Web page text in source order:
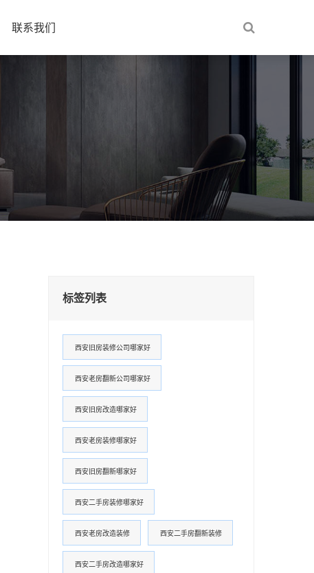
联系我们
标签列表
西安旧房装修公司哪家好
西安老房翻新公司哪家好
西安旧房改造哪家好
西安老房装修哪家好
西安旧房翻新哪家好
西安二手房装修哪家好
西安老房改造装修 西安二手房翻新装修
西安二手房改造哪家好